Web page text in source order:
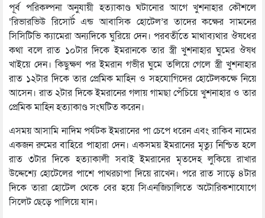
পূর্ব পরিকল্পনা অনুযায়ী হত্যাকাণ্ড ঘটানোর আগে খুশনাহার কৌশলে
‘রিভারভিউ রিসোর্ট এন্ড আবাসিক হোটেল’র তাদের কক্ষের সামনের
সিসিটিভি ক্যামেরা অন্যদিকে ঘুরিয়ে দেন। পরবর্তীতে মাথাব্যথার ঔষধের
কথা বলে রাত ১০টার দিকে ইমরানকে তার স্ত্রী খুশনাহার ঘুমের ঔষধ
খাইয়ে দেন। কিছুক্ষণ পর ইমরান গভীর ঘুমে তলিয়ে গেলে স্ত্রী খুশনাহার
রাত ১২টার দিকে তার প্রেমিক মাহিন ও সহযোগিদের হোটেলকক্ষে নিয়ে
আসেন। রাত ২টার দিকে ইমরানের গলায় গামছা পেঁচিয়ে খুশনাহার ও তার
প্রেমিক মাহিন হত্যাকাণ্ড সংঘটিত করেন।
এসময় আসামি নাদিম পর্যটক ইমরানের পা চেপে ধরেন এবং রাকিব নামের
একজন রুমের বাহিরে পাহারা দেন। একসময় ইমরানের মৃত্যু নিশ্চিত হলে
রাত ৩টার দিকে হত্যাকালী সবাই ইমরানের মৃতদেহ লুকিয়ে রাখার
উদ্দেশ্যে হোটেলের পাশে পাথরচাপা দিয়ে রাখেন। পরে রাত সাড়ে ৪টার
দিকে তারা হোটেল থেকে বের হয়ে সিএনজিচালিতে অটোরিকশাযোগে
সিলেট ছেড়ে পালিয়ে যান।